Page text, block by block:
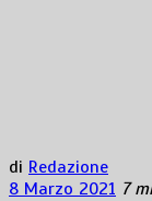
di Redazione
8 Marzo 2021 7